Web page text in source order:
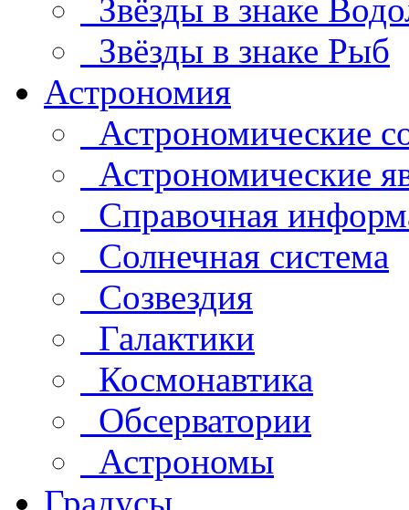
Звёзды в знаке
Звёзды в знаке Рыб
Астрономия
Астрономические
Астрономические
Справочная
Солнечная система
Созвездия
Галактики
Космонавтика
Обсерватории
Астрономы